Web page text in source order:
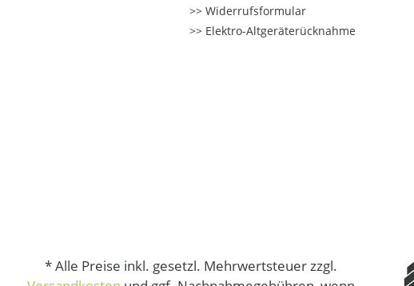
Widerrufsformular
Elektro-Altgeräterücknahme
* Alle Preise inkl. gesetzl. Mehrwertsteuer zzgl.